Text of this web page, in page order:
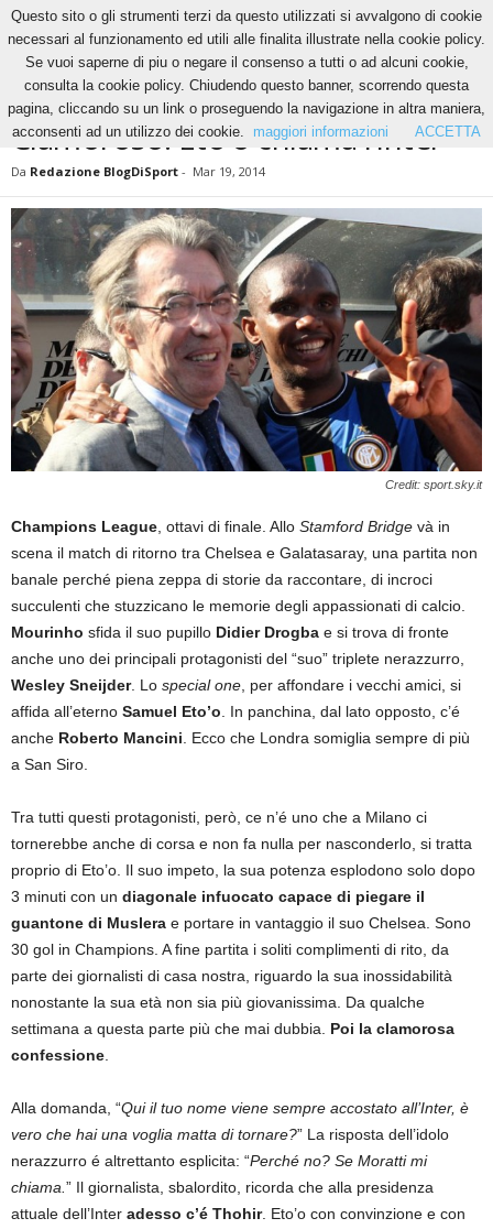
News Clamoroso: Eto’o chiama l’Inter
NEWS
Clamoroso: Eto’o chiama l’Inter
Da Redazione BlogDiSport - Mar 19, 2014
Credit: sport.sky.it
Champions League , ottavi di finale. Allo Stamford Bridge và in
scena il match di ritorno tra Chelsea e Galatasaray, una partita non
banale perché piena zeppa di storie da raccontare, di incroci
succulenti che stuzzicano le memorie degli appassionati di calcio.
Mourinho sfida il suo pupillo Didier Drogba e si trova di fronte
anche uno dei principali protagonisti del “suo” triplete nerazzurro,
Wesley Sneijder. Lo special one , per affondare i vecchi amici, si
affida all’eterno Samuel Eto’o . In panchina, dal lato opposto, c’é
anche Roberto Mancini . Ecco che Londra somiglia sempre di più
a San Siro.
Tra tutti questi protagonisti, però, ce n’é uno che a Milano ci
tornerebbe anche di corsa e non fa nulla per nasconderlo, si tratta
proprio di Eto’o. Il suo impeto, la sua potenza esplodono solo dopo
3 minuti con un diagonale infuocato capace di piegare il
guantone di Muslera e portare in vantaggio il suo Chelsea. Sono
30 gol in Champions. A fine partita i soliti complimenti di rito, da
parte dei giornalisti di casa nostra, riguardo la sua inossidabilità
nonostante la sua età non sia più giovanissima. Da qualche
settimana a questa parte più che mai dubbia. Poi la clamorosa
confessione
Alla domanda, “Qui il tuo nome viene sempre accostato all’Inter, è
vero che hai una voglia matta di tornare?” La risposta dell’idolo
nerazzurro é altrettanto esplicita: “Perché no? Se Moratti mi
chiama. ” Il giornalista, sbalordito, ricorda che alla presidenza
attuale dell’Inter adesso c’é Thohir. Eto’o con convinzione e con
Questo sito o gli strumenti terzi da questo utilizzati si avvalgono di cookie
necessari al funzionamento ed utili alle finalita illustrate nella cookie policy.
Se vuoi saperne di piu o negare il consenso a tutti o ad alcuni cookie,
consulta la cookie policy. Chiudendo questo banner, scorrendo questa
pagina, cliccando su un link o proseguendo la navigazione in altra maniera,
acconsenti ad un utilizzo dei cookie.
maggiori informazioni ACCETTA